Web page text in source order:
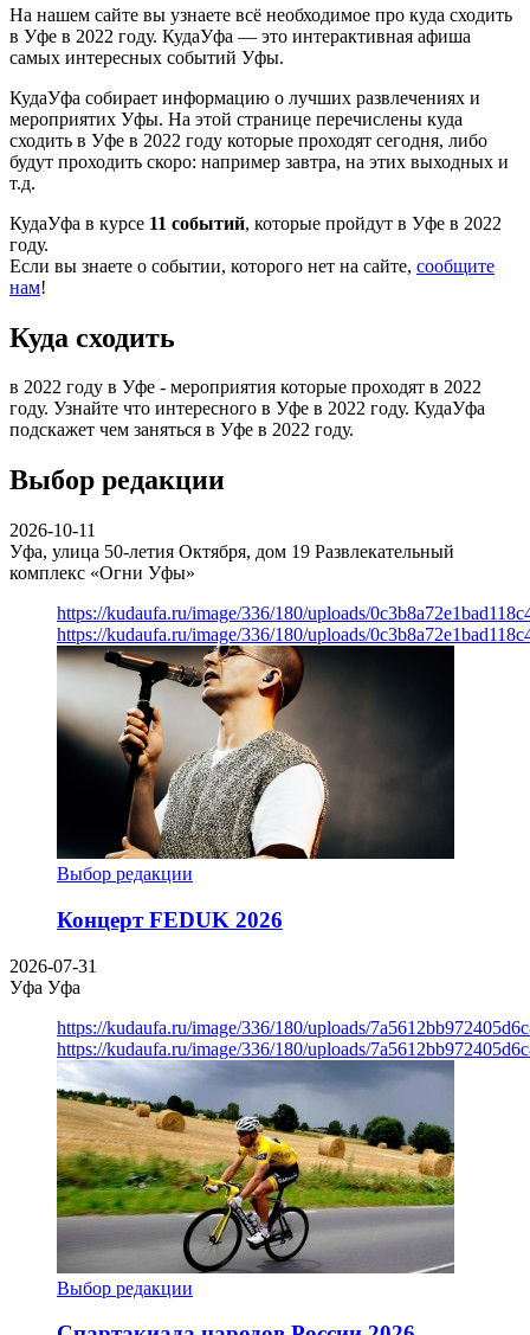
На нашем сайте вы узнаете всё необходимое про куда сходить
в Уфе в 2022 году. КудаУфа — это интерактивная афиша
самых интересных событий Уфы.
КудаУфа собирает информацию о лучших развлечениях и
мероприятих Уфы. На этой странице перечислены куда
сходить в Уфе в 2022 году которые проходят сегодня, либо
будут проходить скоро: например завтра, на этих выходных и
т.д.
КудаУфа в курсе 11 событий, которые пройдут в Уфе в 2022
году.
Если вы знаете о событии, которого нет на сайте, сообщите
нам!
Куда сходить
в 2022 году в Уфе - мероприятия которые проходят в 2022
году. Узнайте что интересного в Уфе в 2022 году. КудаУфа
подскажет чем заняться в Уфе в 2022 году.
Выбор редакции
2026-10-11
Уфа, улица 50-летия Октября, дом 19 Развлекательный
комплекс «Огни Уфы»
https://kudaufa.ru/image/336/180/uploads/
https://kudaufa.ru/image/336/180/uploads/
Выбор редакции
Концерт FEDUK 2026
2026-07-31
Уфа Уфа
https://kudaufa.ru/image/336/180/uploads/
https://kudaufa.ru/image/336/180/uploads/
Выбор редакции